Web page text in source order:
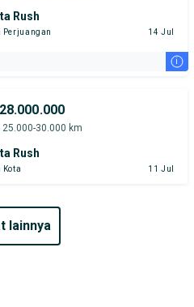
Rush
Perjuangan 14 Jul
i
25.000-30.000 km
Rush
Kota 11 Jul
lainnya